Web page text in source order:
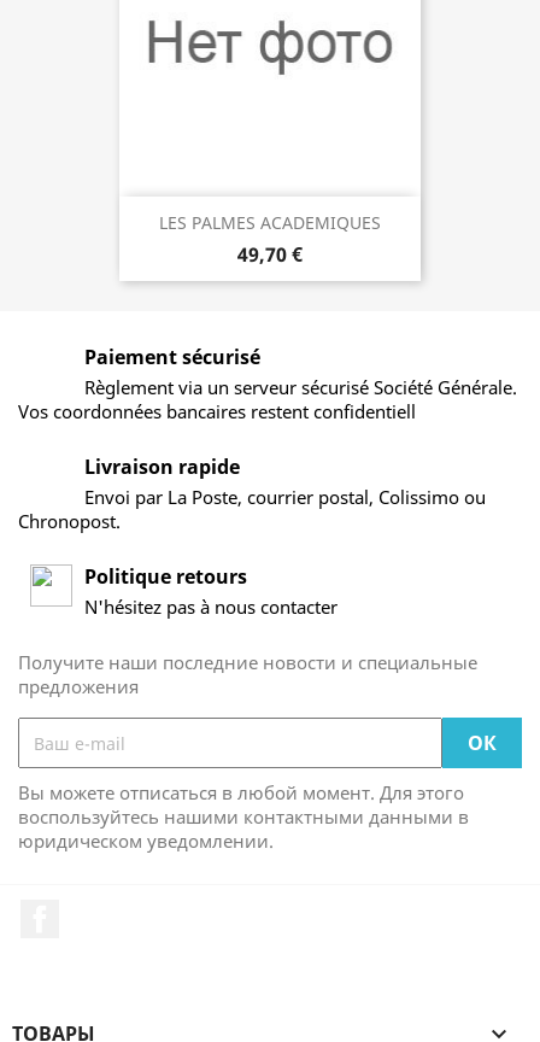
LES PALMES ACADEMIQUES
49,70 €
Paiement sécurisé
Règlement via un serveur sécurisé Société Générale.
Vos coordonnées bancaires restent confidentiell
Livraison rapide
Envoi par La Poste, courrier postal, Colissimo ou
Chronopost.
Politique retours
N'hésitez pas à nous contacter
Получите наши последние новости и специальные
предложения
Вы можете отписаться в любой момент. Для этого
воспользуйтесь нашими контактными данными в
юридическом уведомлении.
ТОВАРЫ 